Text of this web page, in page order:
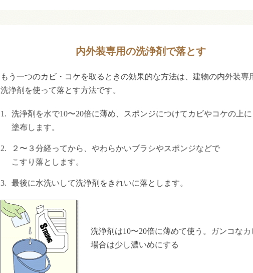
内外装専用の洗浄剤で落とす
もう一つのカビ・コケを取るときの効果的な方法は、建物の内外装専
洗浄剤を使って落とす方法です。
1.
洗浄剤を水で10〜20倍に薄め、スポンジにつけてカビやコケの上に
塗布します。
2.
２〜３分経ってから、やわらかいブラシやスポンジなどで
こすり落とします。
3. 最後に水洗いして洗浄剤をきれいに落とします。
洗浄剤は10〜20倍に薄めて使う。ガンコなカ
場合は少し濃いめにする